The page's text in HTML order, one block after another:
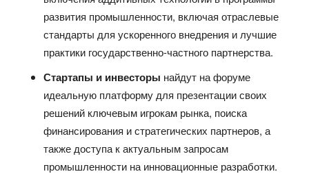
развития промышленности, включая отраслевые
стандарты для ускоренного внедрения и лучшие
практики государственно-частного партнерства.
Стартапы и инвесторы найдут на форуме
идеальную платформу для презентации своих
решений ключевым игрокам рынка, поиска
финансирования и стратегических партнеров, а
также доступа к актуальным запросам
промышленности на инновационные разработки.